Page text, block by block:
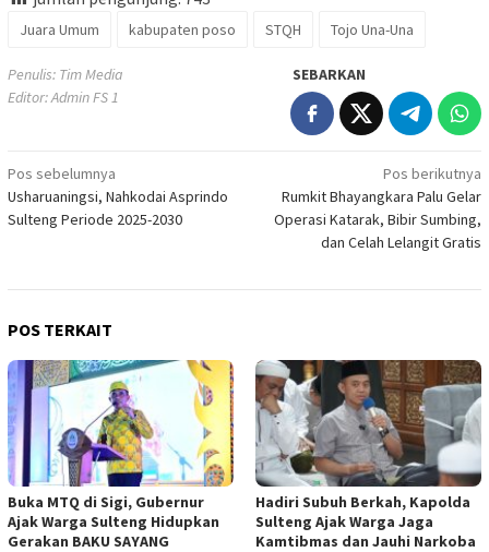
Juara Umum kabupaten poso STQH Tojo Una-Una
Penulis: Tim Media
Editor: Admin FS 1
SEBARKAN
Navigasi
pos
Pos sebelumnya
Usharuaningsi, Nahkodai Asprindo
Sulteng Periode 2025-2030
Pos berikutnya
Rumkit Bhayangkara Palu Gelar
Operasi Katarak, Bibir Sumbing,
dan Celah Lelangit Gratis
POS TERKAIT
Buka MTQ di Sigi, Gubernur
Ajak Warga Sulteng Hidupkan
Gerakan BAKU SAYANG
Hadiri Subuh Berkah, Kapolda
Sulteng Ajak Warga Jaga
Kamtibmas dan Jauhi Narkoba